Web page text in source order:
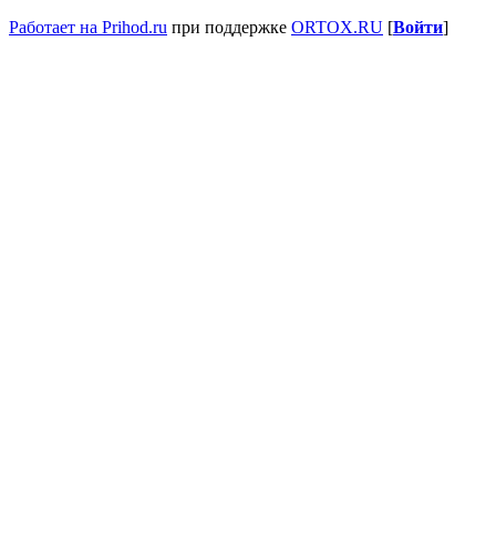
Работает на Prihod.ru при поддержке ORTOX.RU [Войти]